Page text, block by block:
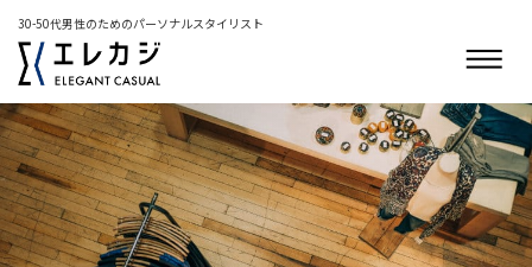
30-50代男性のためのパーソナルスタイリスト